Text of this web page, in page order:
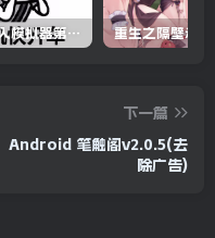
螺丝式插入模拟器第5代/NejicomiSimulator.Vol.5.v1.0.2
下一篇
Android 笔触阁v2.0.5(去
除广告)